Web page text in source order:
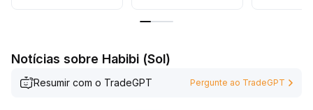
mercado mais clara antes de entrar de forma
Notícias sobre Habibi (Sol)
Resumir com o TradeGPT Pergunte ao TradeGPT